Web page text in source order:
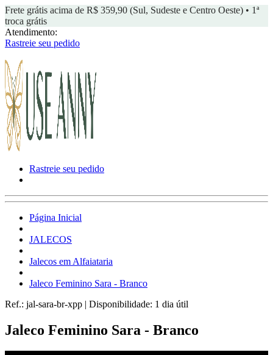
Frete grátis acima de R$ 359,90 (Sul, Sudeste e Centro Oeste) • 1ª
troca grátis
Atendimento:
Rastreie seu pedido
Rastreie seu pedido
Página Inicial
JALECOS
Jalecos em Alfaiataria
Jaleco Feminino Sara - Branco
Ref.: jal-sara-br-xpp | Disponibilidade: 1 dia útil
Jaleco Feminino Sara - Branco